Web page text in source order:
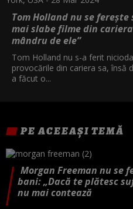
Tom Holland nu se
mai slabe filme din
mândru de ele”
Tom Holland nu s-a ferit
provocările din cariera sa, însă
a făcut o...
PE ACEEAȘI TEMĂ
Morgan Freeman nu se
bani: „Dacă te plătesc
nu mai contează